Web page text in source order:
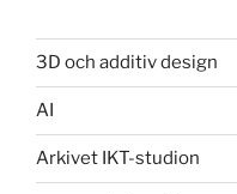
3D och additiv design
AI
Arkivet IKT-studion